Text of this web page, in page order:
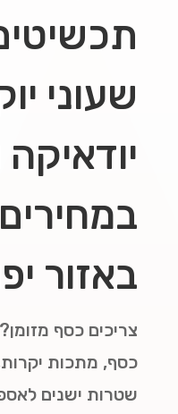
שעוני
יודאיקה
באזור
צריכים כסף
כסף, מתכות יקרות,
שטרות ישנים